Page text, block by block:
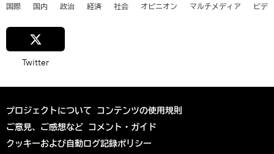
国際 国内 政治 経済 社会 オピニオン マルチメディア ビデ
Twitter
プロジェクトについて コンテンツの使用規則
ご意見、ご感想など コメント・ガイド
クッキーおよび自動ログ記録ポリシー